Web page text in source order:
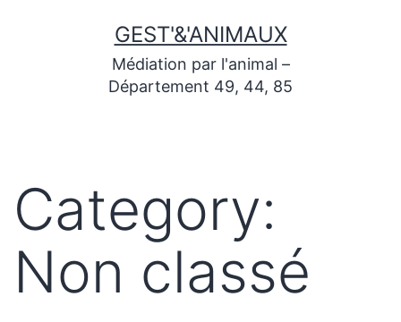
GEST'&'ANIMAUX
Médiation par l'animal –
Département 49, 44, 85
Category:
Non classé